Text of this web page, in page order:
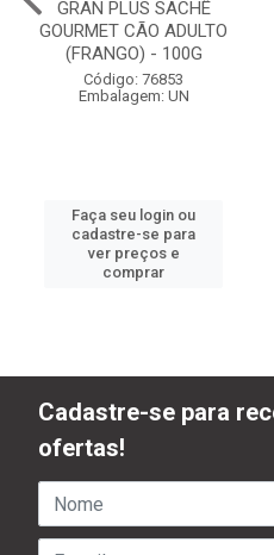
GRAN PLUS SACHÊ
GOURMET CÃO ADULTO
(FRANGO) - 100G
Código: 76853
Embalagem: UN
Faça seu login ou
cadastre-se para
ver preços e
comprar
Cadastre-se para
ofertas!